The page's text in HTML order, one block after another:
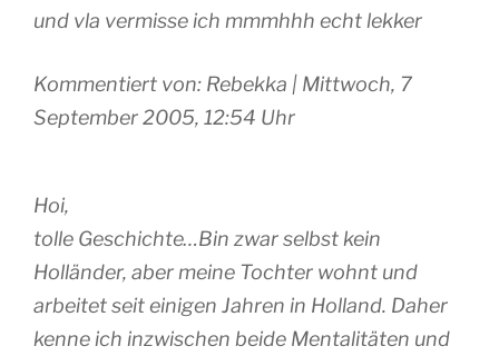
und vla vermisse ich mmmhhh echt lekker
Kommentiert von: Rebekka | Mittwoch, 7
September 2005, 12:54 Uhr
Hoi,
tolle Geschichte…Bin zwar selbst kein
Holländer, aber meine Tochter wohnt und
arbeitet seit einigen Jahren in Holland. Daher
kenne ich inzwischen beide Mentalitäten und